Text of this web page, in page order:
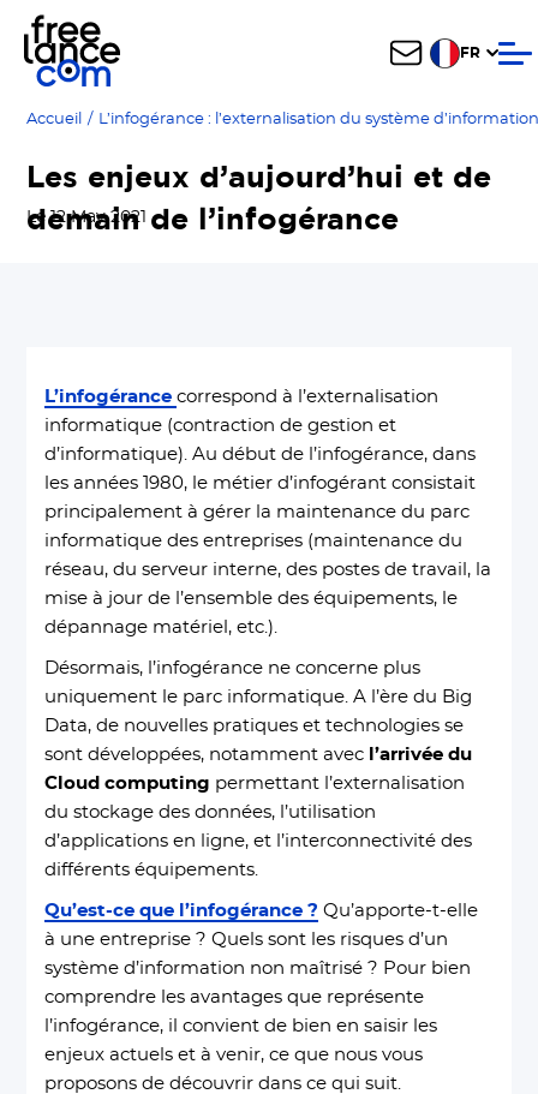
FR
Accueil / L’infogérance : l’externalisation du système
Les enjeux d’aujourd’hui et de
demain de l’infogérance
Le 12 May 2021
L’infogérancecorrespond à l’externalisation
informatique (contraction de gestion et
d’informatique). Au début de l’infogérance, dans
les années 1980, le métier d’infogérant consistait
principalement à gérer la maintenance du parc
informatique des entreprises (maintenance du
réseau, du serveur interne, des postes de travail, la
mise à jour de l’ensemble des équipements, le
dépannage matériel, etc.).
Désormais, l’infogérance ne concerne plus
uniquement le parc informatique. A l’ère du Big
Data, de nouvelles pratiques et technologies se
sont développées, notamment avec l’arrivée du
Cloud computing permettant l’externalisation
du stockage des données, l’utilisation
d’applications en ligne, et l’interconnectivité des
différents équipements.
Qu’est-ce que l’infogérance ? Qu’apporte-t-elle
à une entreprise ? Quels sont les risques d’un
système d’information non maîtrisé ? Pour bien
comprendre les avantages que représente
l’infogérance, il convient de bien en saisir les
enjeux actuels et à venir, ce que nous vous
proposons de découvrir dans ce qui suit.